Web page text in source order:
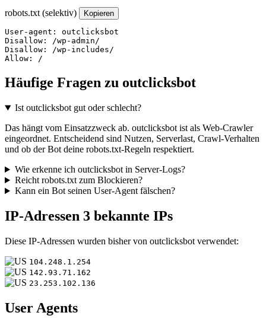
robots.txt (selektiv) Kopieren
User-agent: outclicksbot
Disallow: /wp-admin/
Disallow: /wp-includes/
Allow: /
Häufige Fragen zu outclicksbot
Ist outclicksbot gut oder schlecht?
Das hängt vom Einsatzzweck ab. outclicksbot ist als Web-Crawler
eingeordnet. Entscheidend sind Nutzen, Serverlast, Crawl-Verhalten
und ob der Bot deine robots.txt-Regeln respektiert.
Wie erkenne ich outclicksbot in Server-Logs?
Reicht robots.txt zum Blockieren?
Kann ein Bot seinen User-Agent fälschen?
IP-Adressen 3 bekannte IPs
Diese IP-Adressen wurden bisher von outclicksbot verwendet:
104.248.1.254
142.93.71.162
23.253.102.136
User Agents